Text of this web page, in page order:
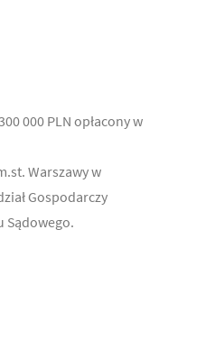
000 PLN opłacony w
Warszawy w
Gospodarczy
Sądowego.